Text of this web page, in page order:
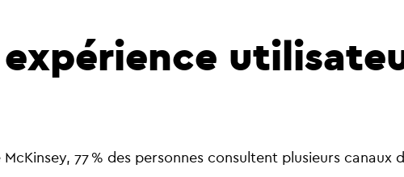
expérience
77 % des personnes consultent plusieurs